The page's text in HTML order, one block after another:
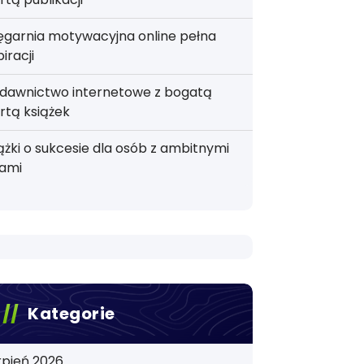
motywacyjna online pełna
internetowe z bogatą
książek
o sukcesie dla osób z ambitnymi
Kategorie